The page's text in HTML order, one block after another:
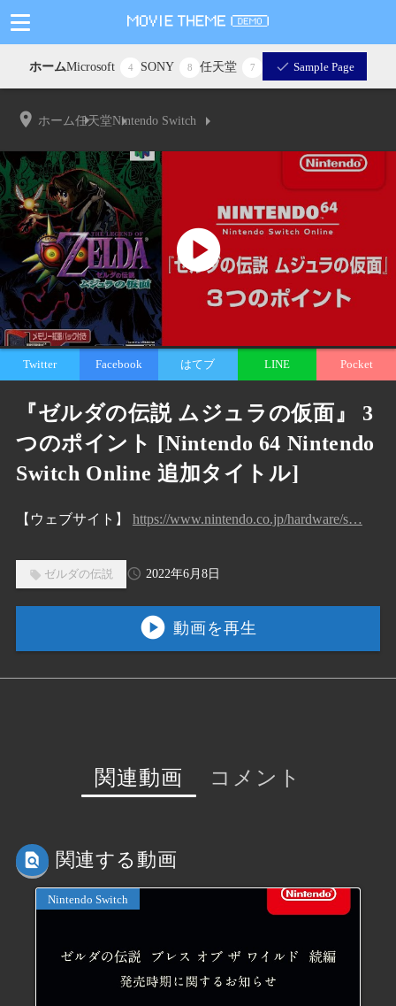
ホームMicrosoft 4 SONY 8 任天堂 7 Sample Page
ホーム任天堂Nintendo Switch
Twitter Facebook はてブ LINE Pocket
『ゼルダの伝説 ムジュラの仮面』 3
つのポイント [Nintendo 64 Nintendo
Switch Online 追加タイトル]
【ウェブサイト】 https://www.nintendo.co.jp/hardware/s…
ゼルダの伝説 2022年6月8日
play_circle 動画を再生
関連動画 コメント
関連する動画
Nintendo Switch